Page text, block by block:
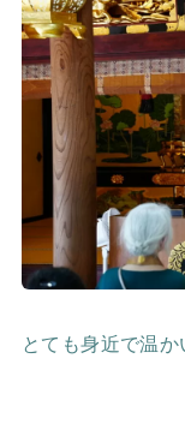
とても身近で温か